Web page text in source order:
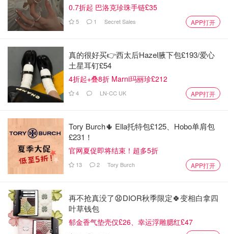
0.7折起 巴洛克珍珠手链£35
5 1 Secret Sales APP打开
真的很好买👉西太后Hazel腋下包£193/爱心
土星耳钉£54
4折起+叠8折 Marni玛丽珍£212
4 LN-CC UK APP打开
Tory Burch🌵 Ella托特包£125、Hobo单肩包
£231！
官网夏促即将结束！超多5折
13 2 Tory Burch APP打开
再不抢真没了😧DIOR秋季限定🍀变相白拿四
叶草钱包
郁金香气垫壳仅£26、幸运浮雕腮红£47